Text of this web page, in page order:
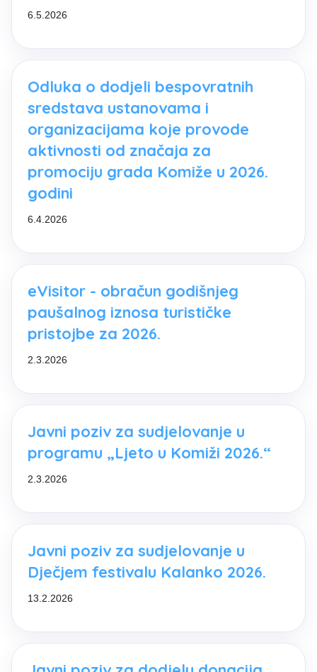
6.5.2026
Odluka o dodjeli bespovratnih
sredstava ustanovama i
organizacijama koje provode
aktivnosti od značaja za
promociju grada Komiže u 2026.
godini
6.4.2026
eVisitor - obračun godišnjeg
paušalnog iznosa turističke
pristojbe za 2026.
2.3.2026
Javni poziv za sudjelovanje u
programu „Ljeto u Komiži 2026.“
2.3.2026
Javni poziv za sudjelovanje u
Dječjem festivalu Kalanko 2026.
13.2.2026